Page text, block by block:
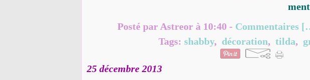
Posté par Astreor à 10:40 - Commentaires [
Tags: shabby, décoration, tilda,
25 décembre 2013